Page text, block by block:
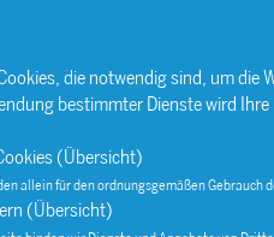
die notwendig sind, um
bestimmter Dienste wird
(Übersicht)
allein für den ordnungsgemäßen Gebrauch
(Übersicht)